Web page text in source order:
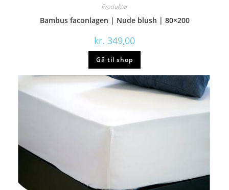
Produkter
Bambus faconlagen | Nude blush | 80×200
kr. 349,00
Gå til shop